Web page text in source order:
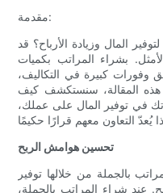
مقدمة:
المال وزيادة الأرباح؟ قد
بشراء المراتب بكميات
وفورات كبيرة في التكاليف،
المقالة، سنستكشف كيف
في توفير المال على عملك،
تحسين هوامش الربح
بالجملة من خلالها توفير
عند شراء المراتب بالجملة،